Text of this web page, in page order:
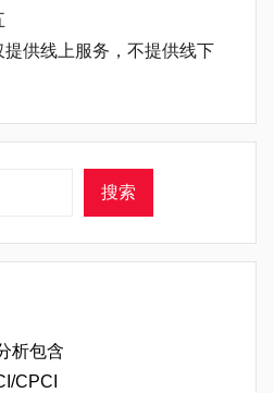
供线上服务，不提供线下
搜索
析包含
CPCI